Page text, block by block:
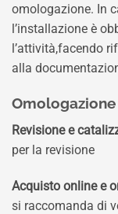
omologazione. In
l’installazione è
l’attività,facendo
alla
Revisione e
per la revisione
Acquisto online e
si raccomanda di